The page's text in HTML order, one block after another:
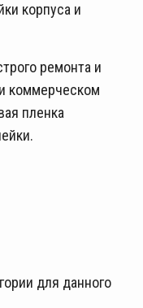
корпуса и
ремонта и
коммерческом
пленка
для данного